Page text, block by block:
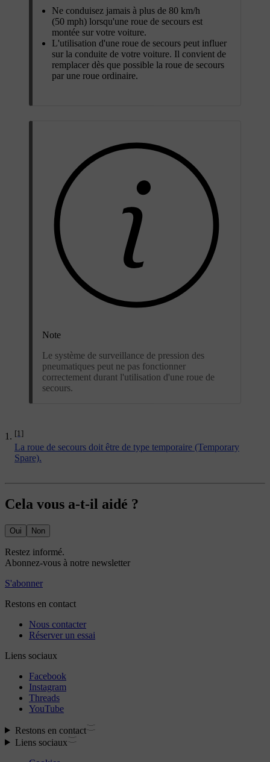
Ne conduisez jamais à plus de 80 km/h
(50 mph) lorsqu'une roue de secours est
montée sur votre voiture.
L'utilisation d'une roue de secours peut influer
sur la conduite de votre voiture. Il convient de
remplacer dès que possible la roue de secours
par une roue ordinaire.
Note
Le système de surveillance de pression des
pneumatiques peut ne pas fonctionner
correctement durant l'utilisation d'une roue de
secours.
[1]
La roue de secours doit être de type temporaire (Temporary
Spare).
Cela vous a-t-il aidé ?
Oui Non